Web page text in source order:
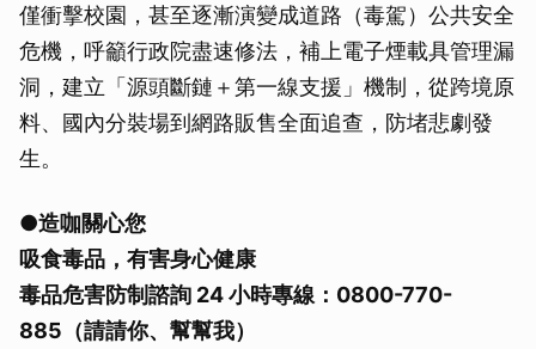
僅衝擊校園，甚至逐漸演變成道路（毒駕）公共安全
危機，呼籲行政院盡速修法，補上電子煙載具管理漏
洞，建立「源頭斷鏈＋第一線支援」機制，從跨境原
料、國內分裝場到網路販售全面追查，防堵悲劇發
生。
●造咖關心您
吸食毒品，有害身心健康
毒品危害防制諮詢 24 小時專線：0800-770-
885（請請你、幫幫我）